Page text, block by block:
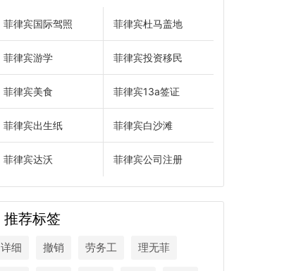
菲律宾国际驾照 菲律宾杜马盖地
菲律宾游学 菲律宾投资移民
菲律宾美食 菲律宾13a签证
菲律宾出生纸 菲律宾白沙滩
菲律宾达沃 菲律宾公司注册
推荐标签
详细 撤销 劳务工 理无菲